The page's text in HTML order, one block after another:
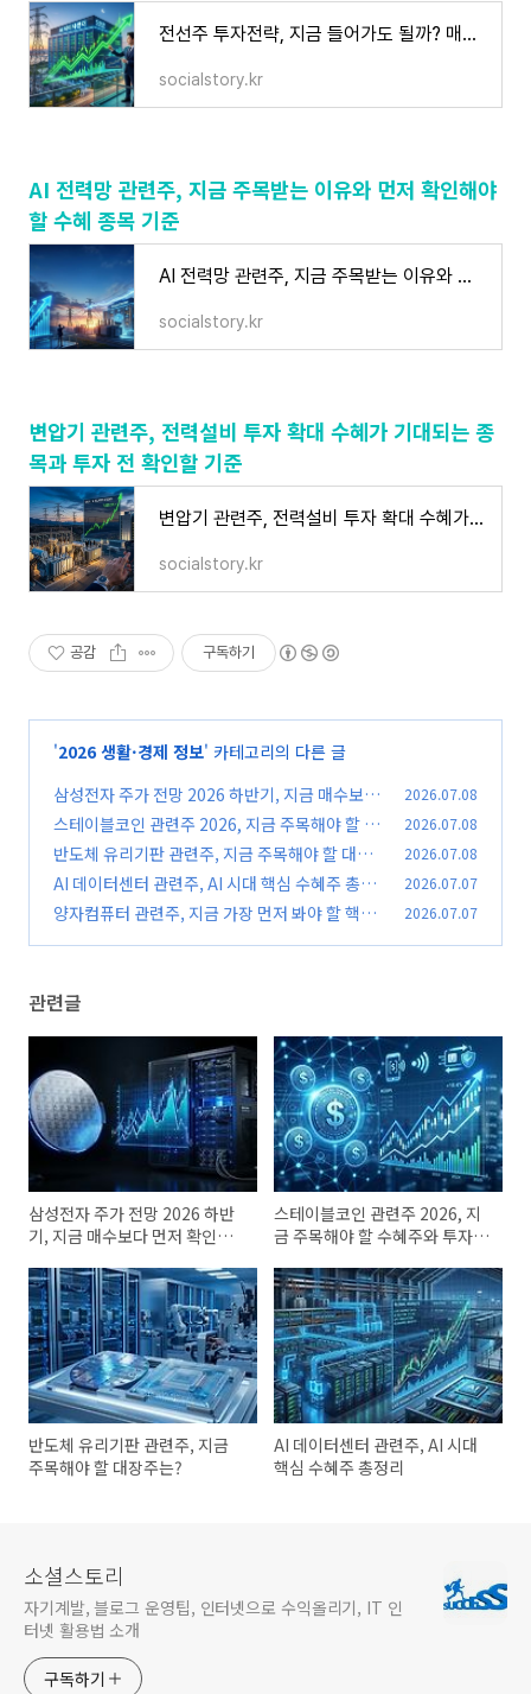
전선주 투자전략, 지금 들어가도 될까? 매수 전에 반드시 확인할 기준
socialstory.kr
AI 전력망 관련주, 지금 주목받는 이유와 먼저 확인해야
할 수혜 종목 기준
AI 전력망 관련주, 지금 주목받는 이유와 먼저 확인해야 할 수혜 종목 기준
socialstory.kr
변압기 관련주, 전력설비 투자 확대 수혜가 기대되는 종
목과 투자 전 확인할 기준
변압기 관련주, 전력설비 투자 확대 수혜가 기대되는 종목과 투자 전 확인할 기준
socialstory.kr
공감 구독하기
'2026 생활·경제 정보' 카테고리의 다른 글
삼성전자 주가 전망 2026 하반기, 지금 매수보다
먼저 확인할 3가지 신호 (0)
2026.07.08
스테이블코인 관련주 2026, 지금 주목해야 할 수
혜주와 투자 포인트 (0)
2026.07.08
반도체 유리기판 관련주, 지금 주목해야 할 대장
주는? (0)
2026.07.08
AI 데이터센터 관련주, AI 시대 핵심 수혜주 총정
리 (0)
2026.07.07
양자컴퓨터 관련주, 지금 가장 먼저 봐야 할 핵심
2026.07.07
관련글
삼성전자 주가 전망 2026 하반
기, 지금 매수보다 먼저 확인할 3
스테이블코인 관련주 2026, 지
금 주목해야 할 수혜주와 투자
반도체 유리기판 관련주, 지금
주목해야 할 대장주는?
AI 데이터센터 관련주, AI 시대
핵심 수혜주 총정리
소셜스토리
자기계발, 블로그 운영팁, 인터넷으로 수익올리기, IT 인
터넷 활용법 소개
구독하기